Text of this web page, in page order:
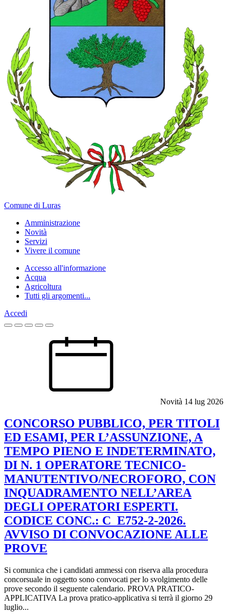
Comune di Luras
Amministrazione
Novità
Servizi
Vivere il comune
Accesso all'informazione
Acqua
Agricoltura
Tutti gli argomenti...
Accedi
Homepage
Novità 14 lug 2026
CONCORSO PUBBLICO, PER TITOLI
ED ESAMI, PER L’ASSUNZIONE, A
TEMPO PIENO E INDETERMINATO,
DI N. 1 OPERATORE TECNICO-
MANUTENTIVO/NECROFORO, CON
INQUADRAMENTO NELL’AREA
DEGLI OPERATORI ESPERTI.
CODICE CONC.: C_E752-2-2026.
AVVISO DI CONVOCAZIONE ALLE
PROVE
Si comunica che i candidati ammessi con riserva alla procedura
concorsuale in oggetto sono convocati per lo svolgimento delle
prove secondo il seguente calendario. PROVA PRATICO-
APPLICATIVA La prova pratico-applicativa si terrà il giorno 29
luglio...